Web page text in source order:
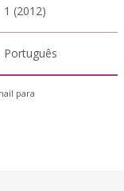
1 (2012)
Português
para